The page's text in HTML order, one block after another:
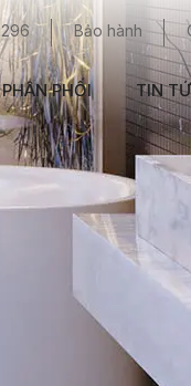
296 Bảo hành
PHỐI TIN